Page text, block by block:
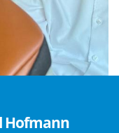
Hofmann